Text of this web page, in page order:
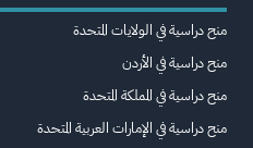
منح دراسية في الولايات المتحدة
منح دراسية في الأردن
منح دراسية في المملكة المتحدة
منح دراسية في الإمارات العربية المتحدة